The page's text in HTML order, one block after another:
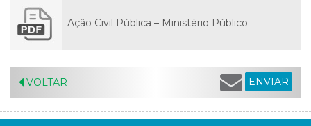
Ação Civil Pública – Ministério Público
VOLTAR ENVIAR